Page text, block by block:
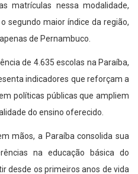
matrículas nessa modalidade,
segundo maior índice da região,
de Pernambuco.
de 4.635 escolas na Paraíba,
indicadores que reforçam a
políticas públicas que ampliem
do ensino oferecido.
mãos, a Paraíba consolida sua
na educação básica do
desde os primeiros anos de vida